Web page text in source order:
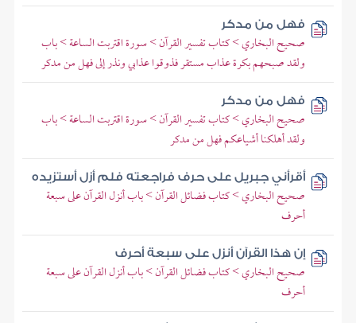
فهل من مدكر
صحيح البخاري > كتاب تفسير القرآن > سورة اقتربت الساعة > باب
ولقد صبحهم بكرة عذاب مستقر فذوقوا عذابي ونذر إلى فهل من مدكر
فهل من مدكر
صحيح البخاري > كتاب تفسير القرآن > سورة اقتربت الساعة > باب
ولقد أهلكنا أشياعكم فهل من مدكر
أقرأني جبريل على حرف فراجعته فلم أزل أستزيده
صحيح البخاري > كتاب فضائل القرآن > باب أنزل القرآن على سبعة
أحرف
إن هذا القرآن أنزل على سبعة أحرف
صحيح البخاري > كتاب فضائل القرآن > باب أنزل القرآن على سبعة
أحرف